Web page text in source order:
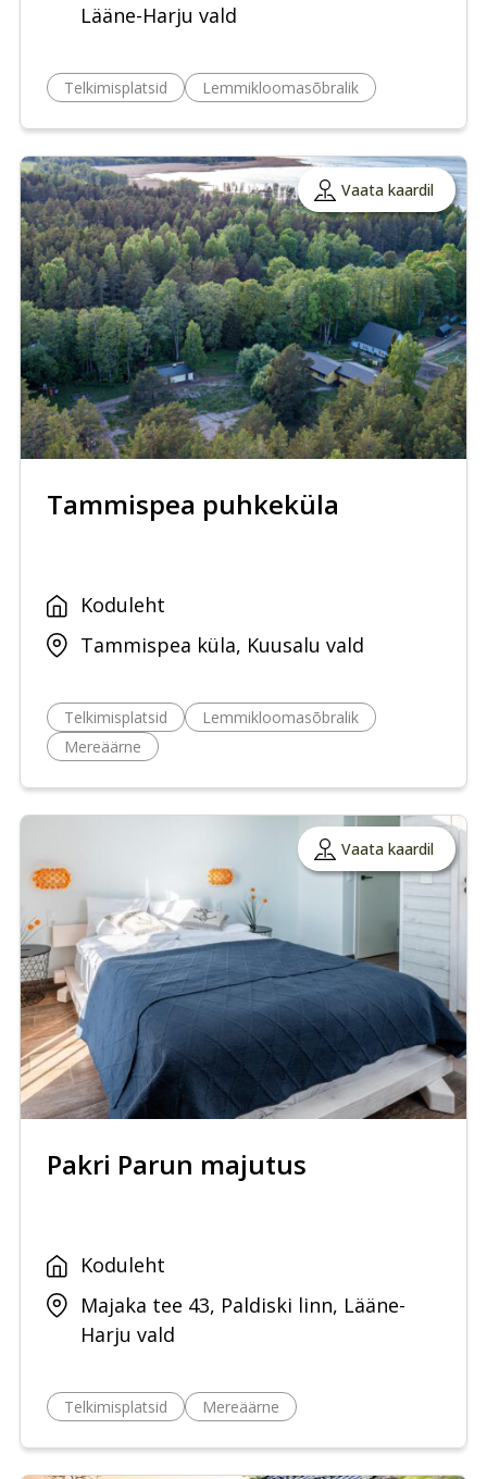
Lääne-Harju vald
Telkimisplatsid Lemmikloomasõbralik
Vaata kaardil
Tammispea puhkeküla
Koduleht
Tammispea küla, Kuusalu vald
Telkimisplatsid
Lemmikloomasõbralik
Mereäärne
Vaata kaardil
Pakri Parun majutus
Koduleht
Majaka tee 43, Paldiski linn, Lääne-
Harju vald
Telkimisplatsid Mereäärne